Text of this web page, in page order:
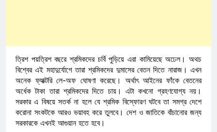
ত্রিশ পয়ত্রিশ বছরে শ্রমিকদের চর্বি পুড়িয়ে এরা কামিয়েছে অঢেল। অথচ
বিশ্বের এই মহাদুর্যোগে তারা শ্রমিকদের দুমাসের বেতন দিতে নারাজ। এখন
অনেক ফ্যাক্টরি লে-অফ ঘোষণা করেছে। অর্থাৎ আইনের ফাঁকে বেতনের
অর্ধেক টাকা তারা শ্রমিকদের দিতে চায়। এটা কখনো গ্রহণযোগ্য নয়।
সরকার এ বিষয়ে সতর্ক না হলে যে শ্রমিক বিস্ফোরণ ঘটবে তা সমগ্র দেশে
করোনা সংকটকে আরও ভয়াবহ করে তুলবে। দেশ ও জাতিকে বাঁচানোর জন্য
সরকারকে এখনই আগুয়ান হতে হবে।